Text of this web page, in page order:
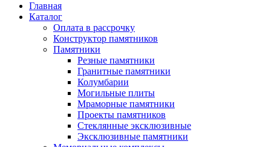
Главная
Каталог
Оплата в рассрочку
Конструктор памятников
Памятники
Резные памятники
Гранитные памятники
Колумбарии
Могильные плиты
Мраморные памятники
Проекты памятников
Стеклянные эксклюзивные
Эксклюзивные памятники